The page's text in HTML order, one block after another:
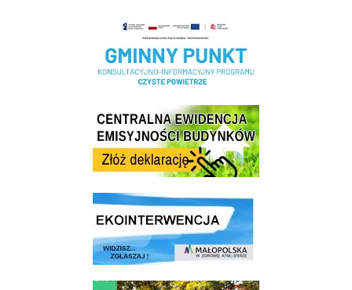
Realizacja Programu Czyste Powietrze w Gminie Wieliczka
Centrala Ewidencja Emisyjności Budynków - złóż deklarację
link do strony ekointerwencja dot.- powietrza
link do strony - Wielicki Budżet Obywatelski